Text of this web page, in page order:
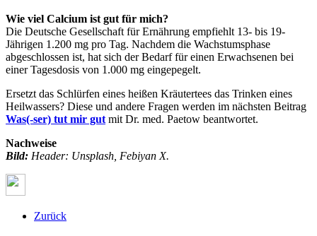
Wie viel Calcium ist gut für mich?
Die Deutsche Gesellschaft für Ernährung empfiehlt 13- bis 19-
Jährigen 1.200 mg pro Tag. Nachdem die Wachstumsphase
abgeschlossen ist, hat sich der Bedarf für einen Erwachsenen bei
einer Tagesdosis von 1.000 mg eingepegelt.
Ersetzt das Schlürfen eines heißen Kräutertees das Trinken eines
Heilwassers? Diese und andere Fragen werden im nächsten Beitrag
Was(-ser) tut mir gut mit Dr. med. Paetow beantwortet.
Nachweise
Bild: Header: Unsplash, Febiyan X.
Zurück